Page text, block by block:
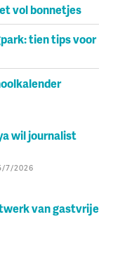
vol bonnetjes
tien tips voor
wil journalist
7/2026
van gastvrije